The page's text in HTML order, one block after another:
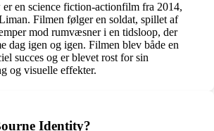
en science fiction-actionfilm fra 2014,
Filmen følger en soldat, spillet af
mod rumvæsner i en tidsloop, der
dag igen og igen. Filmen blev både en
succes og er blevet rost for sin
og visuelle effekter.
Identity?